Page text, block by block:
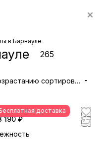
в Барнауле
265
По возрастанию сортировки
доставка
190 ₽